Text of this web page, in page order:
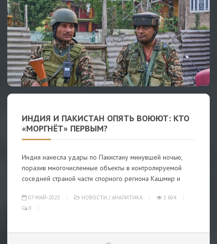
ИНДИЯ И ПАКИСТАН ОПЯТЬ ВОЮЮТ: КТО
«МОРГНЁТ» ПЕРВЫМ?
Индия нанесла удары по Пакистану минувшей ночью,
поразив многочисленные объекты в контролируемой
соседней страной части спорного региона Кашмир и
07-МАЙ-2025 НОВОСТИ / АНАЛИТИКА
1 604
0